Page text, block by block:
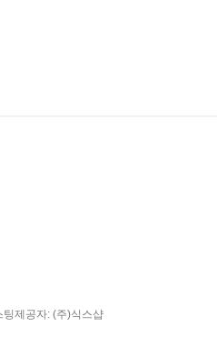
팅제공자: (주)식스샵